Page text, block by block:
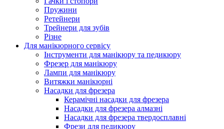
Пружини
Ретейнери
Трейнери для зубів
Різне
Для манікюрного сервісу
Інструменти для манікюру та педикюру
Фрезер для манікюру
Лампи для манікюру
Витяжки манікюрні
Насадки для фрезера
Керамічні насадки для фрезера
Насадки для фрезера алмазні
Насадки для фрезера твердосплавні
Фрези для педикюру